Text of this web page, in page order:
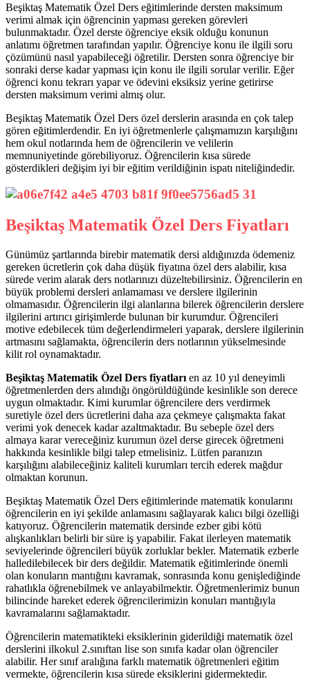
Beşiktaş Matematik Özel Ders eğitimlerinde dersten maksimum
verimi almak için öğrencinin yapması gereken görevleri
bulunmaktadır. Özel derste öğrenciye eksik olduğu konunun
anlatımı öğretmen tarafından yapılır. Öğrenciye konu ile ilgili soru
çözümünü nasıl yapabileceği öğretilir. Dersten sonra öğrenciye bir
sonraki derse kadar yapması için konu ile ilgili sorular verilir. Eğer
öğrenci konu tekrarı yapar ve ödevini eksiksiz yerine getirirse
dersten maksimum verimi almış olur.
Beşiktaş Matematik Özel Ders özel derslerin arasında en çok talep
gören eğitimlerdendir. En iyi öğretmenlerle çalışmamızın karşılığını
hem okul notlarında hem de öğrencilerin ve velilerin
memnuniyetinde görebiliyoruz. Öğrencilerin kısa sürede
gösterdikleri değişim iyi bir eğitim verildiğinin ispatı niteliğindedir.
Beşiktaş Matematik Özel Ders Fiyatları
Günümüz şartlarında birebir matematik dersi aldığınızda ödemeniz
gereken ücretlerin çok daha düşük fiyatına özel ders alabilir, kısa
sürede verim alarak ders notlarınızı düzeltebilirsiniz. Öğrencilerin en
büyük problemi dersleri anlamaması ve derslere ilgilerinin
olmamasıdır. Öğrencilerin ilgi alanlarına bilerek öğrencilerin derslere
ilgilerini artırıcı girişimlerde bulunan bir kurumdur. Öğrencileri
motive edebilecek tüm değerlendirmeleri yaparak, derslere ilgilerinin
artmasını sağlamakta, öğrencilerin ders notlarının yükselmesinde
kilit rol oynamaktadır.
Beşiktaş Matematik Özel Ders fiyatları en az 10 yıl deneyimli
öğretmenlerden ders alındığı öngörüldüğünde kesinlikle son derece
uygun olmaktadır. Kimi kurumlar öğrencilere ders verdirmek
suretiyle özel ders ücretlerini daha aza çekmeye çalışmakta fakat
verimi yok denecek kadar azaltmaktadır. Bu sebeple özel ders
almaya karar vereceğiniz kurumun özel derse girecek öğretmeni
hakkında kesinlikle bilgi talep etmelisiniz. Lütfen paranızın
karşılığını alabileceğiniz kaliteli kurumları tercih ederek mağdur
olmaktan korunun.
Beşiktaş Matematik Özel Ders eğitimlerinde matematik konularını
öğrencilerin en iyi şekilde anlamasını sağlayarak kalıcı bilgi özelliği
katıyoruz. Öğrencilerin matematik dersinde ezber gibi kötü
alışkanlıkları belirli bir süre iş yapabilir. Fakat ilerleyen matematik
seviyelerinde öğrencileri büyük zorluklar bekler. Matematik ezberle
halledilebilecek bir ders değildir. Matematik eğitimlerinde önemli
olan konuların mantığını kavramak, sonrasında konu genişlediğinde
rahatlıkla öğrenebilmek ve anlayabilmektir. Öğretmenlerimiz bunun
bilincinde hareket ederek öğrencilerimizin konuları mantığıyla
kavramalarını sağlamaktadır.
Öğrencilerin matematikteki eksiklerinin giderildiği matematik özel
derslerini ilkokul 2.sınıftan lise son sınıfa kadar olan öğrenciler
alabilir. Her sınıf aralığına farklı matematik öğretmenleri eğitim
vermekte, öğrencilerin kısa sürede eksiklerini gidermektedir.